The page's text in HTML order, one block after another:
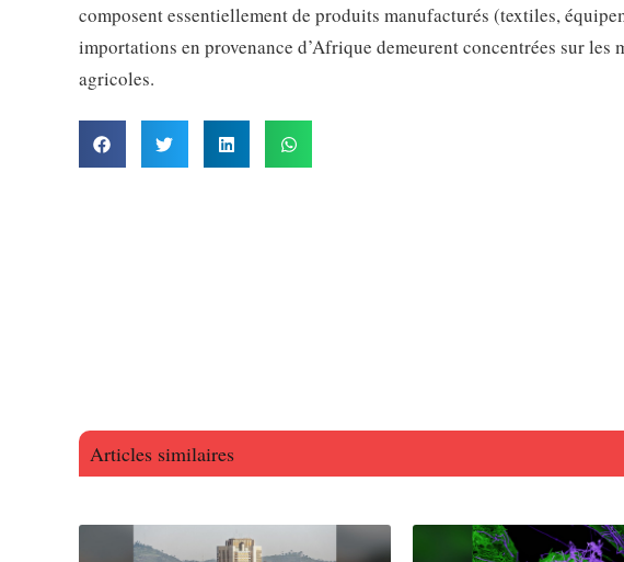
composent essentiellement de produits manufacturés (textiles,
importations en provenance d’Afrique demeurent concentrées sur
agricoles.
Articles similaires